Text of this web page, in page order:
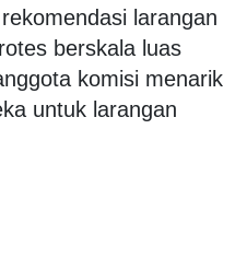
larangan
berskala luas
komisi menarik
untuk larangan